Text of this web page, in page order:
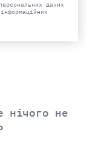
даних
нічого не